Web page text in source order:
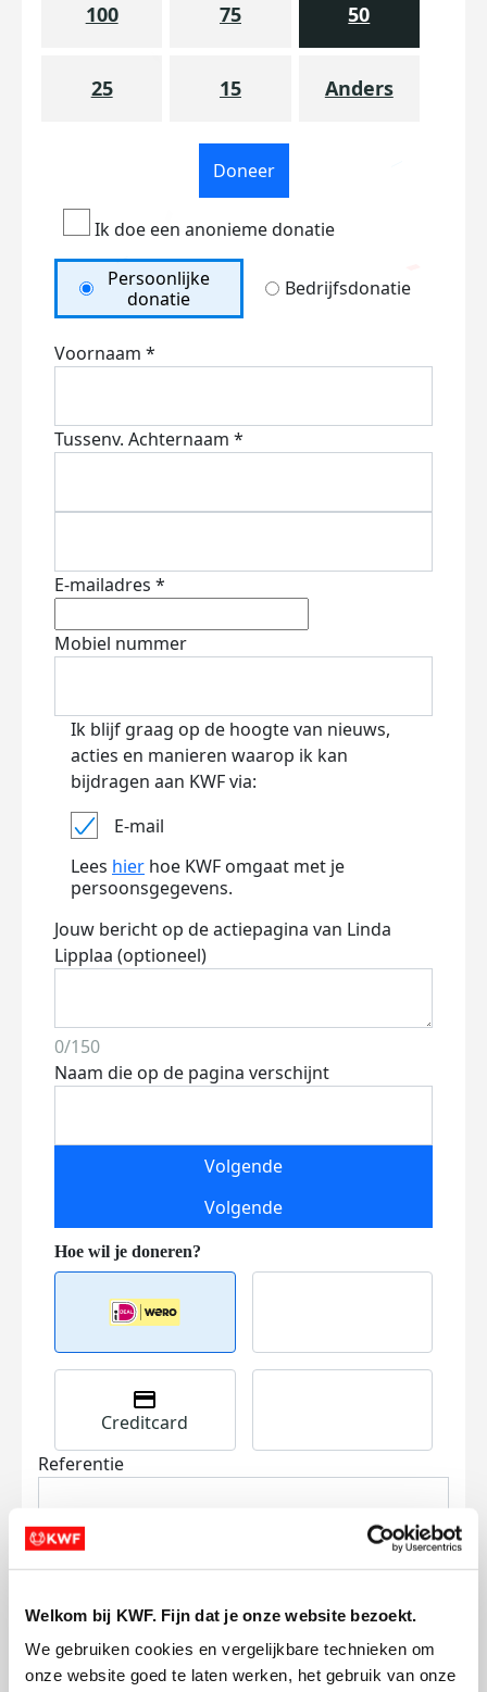
Welkom bij KWF. Fijn dat je onze website bezoekt.
We gebruiken cookies en vergelijkbare technieken om
onze website goed te laten werken, het gebruik van onze
100 75 50
25 15 Anders
Doneer
Ik doe een anonieme donatie
Persoonlijke
donatie
Bedrijfsdonatie
Voornaam *
Tussenv. Achternaam *
E-mailadres *
Mobiel nummer
Ik blijf graag op de hoogte van nieuws,
acties en manieren waarop ik kan
bijdragen aan KWF via:
E-mail
Lees hier hoe KWF omgaat met je
persoonsgegevens.
Jouw bericht op de actiepagina van Linda
Lipplaa (optioneel)
0/150
Naam die op de pagina verschijnt
Volgende
Volgende
Creditcard
Referentie
Ik wil bijdragen aan de transactiekosten